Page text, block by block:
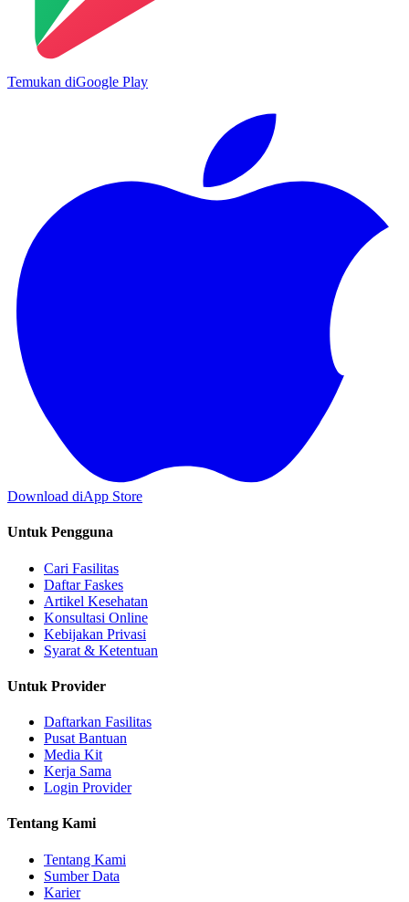
Temukan diGoogle Play
Download diApp Store
Untuk Pengguna
Cari Fasilitas
Daftar Faskes
Artikel Kesehatan
Konsultasi Online
Kebijakan Privasi
Syarat & Ketentuan
Untuk Provider
Daftarkan Fasilitas
Pusat Bantuan
Media Kit
Kerja Sama
Login Provider
Tentang Kami
Tentang Kami
Sumber Data
Karier